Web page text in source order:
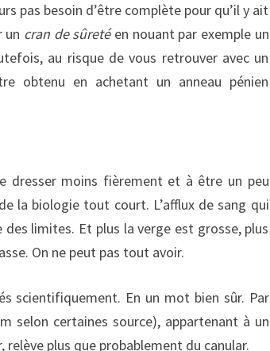
pas besoin d’être complète pour qu’il y ait
un cran de sûretéen nouant par exemple un
au risque de vous retrouver avec un
obtenu en achetant un anneau pénien
dresser moins fièrement et à être un peu
la biologie tout court. L’afflux de sang qui
limites. Et plus la verge est grosse, plus
On ne peut pas tout avoir.
scientifiquement. En un mot bien sûr. Par
selon certaines source), appartenant à un
relève plus que probablement du canular.